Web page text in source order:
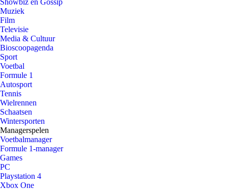
Showbiz en Gossip
Muziek
Film
Televisie
Media & Cultuur
Bioscoopagenda
Sport
Voetbal
Formule 1
Autosport
Tennis
Wielrennen
Schaatsen
Wintersporten
Managerspelen
Voetbalmanager
Formule 1-manager
Games
PC
Playstation 4
Xbox One